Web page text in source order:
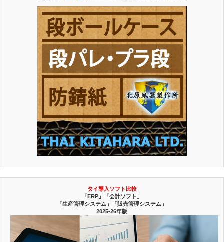
タイ導入ソフト比較
「ERP」「会計ソフト」
「生産管理システム」「販売管理システム」
2025-26年版